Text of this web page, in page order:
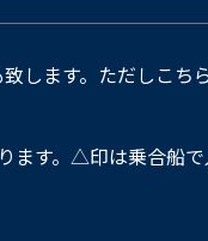
します。ただしこ
ます。△印は乗合船